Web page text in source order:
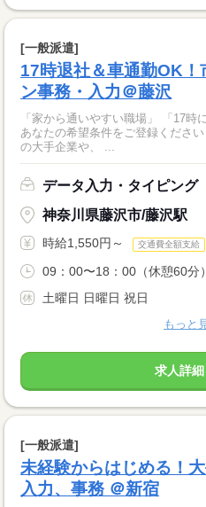
[一般派遣]
17時退社＆車通勤OK！
ン事務・入力＠藤沢
「家から通いやすい職場」 「17
あなたの希望条件をご登録ください！ ／ テンプスタッフなら、
の大手企業や、 ...
データ入力・タイピング
神奈川県藤沢市/藤沢駅
時給1,550円～ 交通費全額支給
09：00〜18：00（休憩60分
土曜日 日曜日 祝日
もっと
求人詳
[一般派遣]
未経験からはじめる！
入力、事務 ＠新宿